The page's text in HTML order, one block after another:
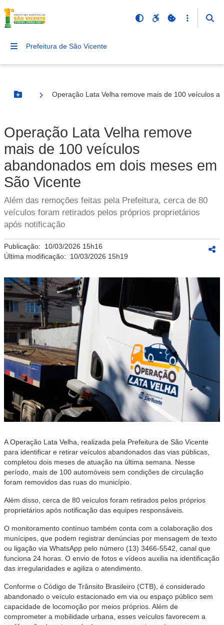
Prefeitura de São Vicente
Botão Menu
Operação Lata Velha remove mais de 100 veículos
Operação Lata Velha remove
mais de 100 veículos
abandonados em dois meses em
São Vicente
Além das remoções feitas pela Prefeitura, cerca de 80
veículos foram retirados pelos próprios proprietários
após notificação
Publicação: 10/03/2026 15h16
Última modificação: 10/03/2026 15h19
A Operação Lata Velha, realizada pela Prefeitura de São Vicente
para identificar e retirar veículos abandonados das vias públicas,
completou dois meses de atuação na última semana. Nesse
período, mais de 100 automóveis sem condições de circulação
foram removidos das ruas do município.
Além disso, cerca de 80 veículos foram retirados pelos próprios
proprietários após notificação das equipes responsáveis.
O monitoramento contínuo também conta com a colaboração dos
munícipes, que podem registrar denúncias por mensagem de texto
ou ligação via WhatsApp pelo número (13) 3466-5542, canal que
funciona 24 horas. O envio de fotos e vídeos auxilia na identificação
das irregularidades e agiliza o atendimento.
Conforme o Código de Trânsito Brasileiro (CTB), é considerado
abandonado o veículo estacionado em via ou espaço público sem
capacidade de locomoção por meios próprios. Além de
comprometer a mobilidade urbana, esses veículos favorecem a